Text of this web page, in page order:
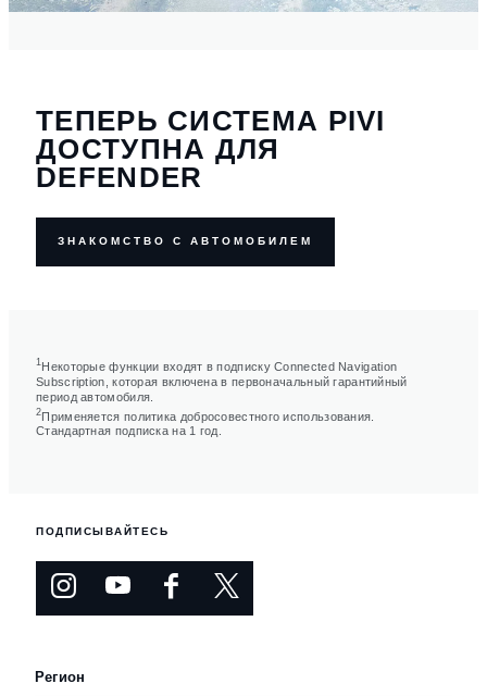
ТЕПЕРЬ СИСТЕМА PIVI
ДОСТУПНА ДЛЯ
DEFENDER
ЗНАКОМСТВО С АВТОМОБИЛЕМ
1 Некоторые функции входят в подписку Connected Navigation
Subscription, которая включена в первоначальный гарантийный
период автомобиля.
2Применяется политика добросовестного использования.
Стандартная подписка на 1 год.
ПОДПИСЫВАЙТЕСЬ
Регион